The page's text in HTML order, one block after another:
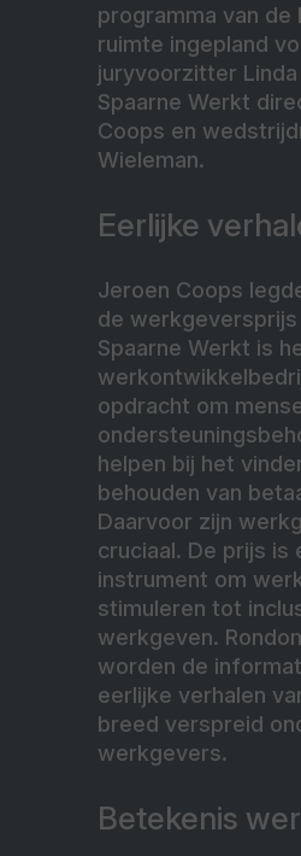
programma van
ruimte ingepland
juryvoorzitter Linda
Spaarne Werkt
Coops en
Wieleman.
Eerlijke
Jeroen Coops
de
Spaarne Werkt is
opdracht om
helpen bij het
behouden van
Daarvoor zijn
cruciaal. De prijs is
instrument om
stimuleren tot
werkgeven.
worden de
eerlijke verhalen
breed verspreid
werkgevers.
Betekenis